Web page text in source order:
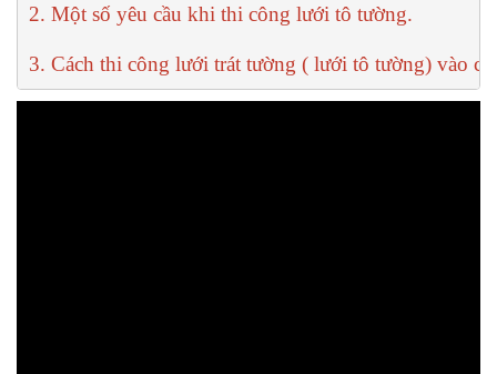
2. Một số yêu cầu khi thi công lưới tô tường.
3. Cách thi công lưới trát tường ( lưới tô tường) vào